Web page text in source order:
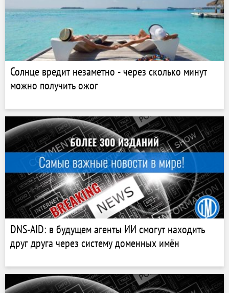
Солнце вредит незаметно - через сколько минут
можно получить ожог
DNS-AID: в будущем агенты ИИ смогут находить
друг друга через систему доменных имён